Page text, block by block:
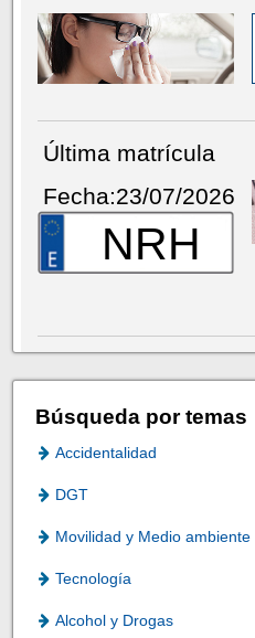
Última matrícula
Fecha:23/07/2026
NRH
Búsqueda por temas
Accidentalidad
DGT
Movilidad y Medio ambiente
Tecnología
Alcohol y Drogas